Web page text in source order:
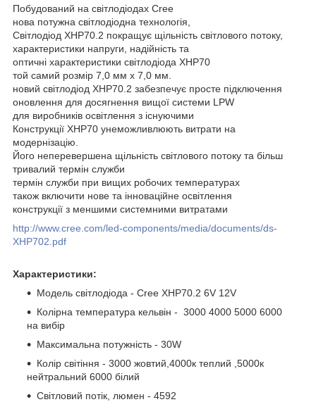
Побудований на світлодіодах Cree
нова потужна світлодіодна технологія,
Світлодіод XHP70.2 покращує щільність світлового потоку,
характеристики напруги, надійність та
оптичні характеристики світлодіода XHP70
той самий розмір 7,0 мм x 7,0 мм.
новий світлодіод XHP70.2 забезпечує просте підключення
оновлення для досягнення вищої системи LPW
для виробників освітлення з існуючими
Конструкції XHP70 унеможливлюють витрати на
модернізацію.
Його неперевершена щільність світлового потоку та більш
тривалий термін служби
термін служби при вищих робочих температурах
також включити нове та інноваційне освітлення
конструкції з меншими системними витратами
http://www.cree.com/led-components/media/documents/ds-
XHP702.pdf
Характеристики:
Модель світлодіода - Cree XHP70.2 6V 12V
Колірна температура кельвін - 3000 4000 5000 6000
на вибір
Максимальна потужність - 30W
Колір світіння - 3000 жовтий,4000к теплий ,5000к
нейтральний 6000 білий
Світловий потік, люмен - 4592